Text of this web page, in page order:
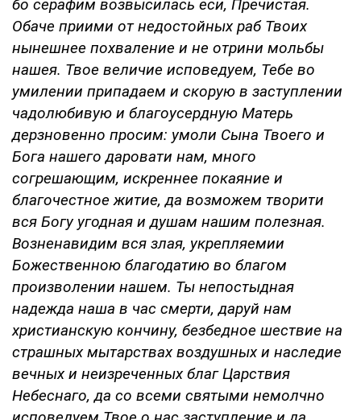
бо серафим возвысилась еси, Пречистая.
Обаче приими от недостойных раб Твоих
нынешнее похваление и не отрини мольбы
нашея. Твое величие исповедуем, Тебе во
умилении припадаем и скорую в заступлении
чадолюбивую и благоусердную Матерь
дерзновенно просим: умоли Сына Твоего и
Бога нашего даровати нам, много
согрешающим, искреннее покаяние и
благочестное житие, да возможем творити
вся Богу угодная и душам нашим полезная.
Возненавидим вся злая, укрепляемии
Божественною благодатию во благом
произволении нашем. Ты непостыдная
надежда наша в час смерти, даруй нам
христианскую кончину, безбедное шествие на
страшных мытарствах воздушных и наследие
вечных и неизреченных благ Царствия
Небеснаго, да со всеми святыми немолчно